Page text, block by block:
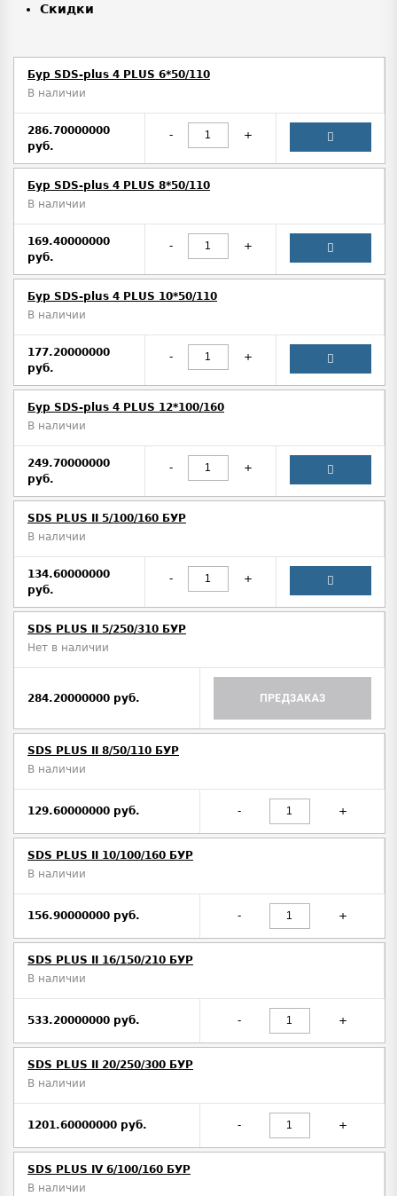
Скидки
Бур SDS-plus 4 PLUS 6*50/110
В наличии
286.70000000
руб.
- +
Бур SDS-plus 4 PLUS 8*50/110
В наличии
169.40000000
руб.
- +
Бур SDS-plus 4 PLUS 10*50/110
В наличии
177.20000000
руб.
- +
Бур SDS-plus 4 PLUS 12*100/160
В наличии
249.70000000
руб.
- +
SDS PLUS II 5/100/160 БУР
В наличии
134.60000000
руб.
- +
SDS PLUS II 5/250/310 БУР
Нет в наличии
284.20000000 руб. ПРЕДЗАКАЗ
SDS PLUS II 8/50/110 БУР
В наличии
129.60000000 руб. - +
SDS PLUS II 10/100/160 БУР
В наличии
156.90000000 руб. - +
SDS PLUS II 16/150/210 БУР
В наличии
533.20000000 руб. - +
SDS PLUS II 20/250/300 БУР
В наличии
1201.60000000 руб. - +
SDS PLUS IV 6/100/160 БУР
В наличии